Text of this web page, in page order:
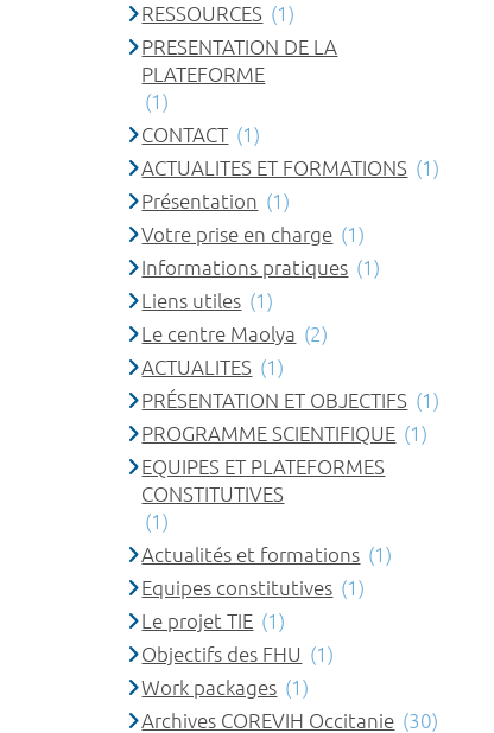
RESSOURCES (1)
PRESENTATION DE LA
PLATEFORME
(1)
CONTACT (1)
ACTUALITES ET FORMATIONS (1)
Présentation (1)
Votre prise en charge (1)
Informations pratiques (1)
Liens utiles (1)
Le centre Maolya (2)
ACTUALITES (1)
PRÉSENTATION ET OBJECTIFS (1)
PROGRAMME SCIENTIFIQUE (1)
EQUIPES ET PLATEFORMES
CONSTITUTIVES
(1)
Actualités et formations (1)
Equipes constitutives (1)
Le projet TIE (1)
Objectifs des FHU (1)
Work packages (1)
Archives COREVIH Occitanie (30)